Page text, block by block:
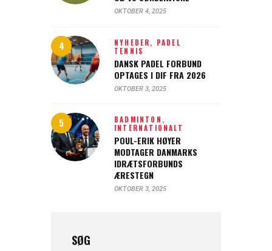
OKTOBER 4, 2025
NYHEDER, PADEL
TENNIS
DANSK PADEL FORBUND
OPTAGES I DIF FRA 2026
OKTOBER 3, 2025
BADMINTON,
INTERNATIONALT
POUL-ERIK HØYER
MODTAGER DANMARKS
IDRÆTSFORBUNDS
ÆRESTEGN
OKTOBER 3, 2025
SØG